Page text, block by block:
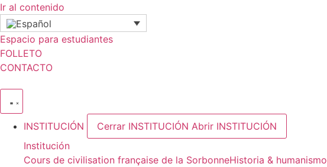
Ir al contenido
Espacio para estudiantes
FOLLETO
CONTACTO
INSTITUCIÓN Cerrar INSTITUCIÓN Abrir INSTITUCIÓN
Institución
Cours de civilisation française de la SorbonneHistoria & humanismo